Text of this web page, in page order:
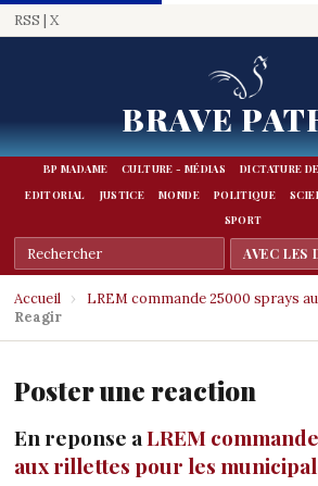
RSS | X
BRAVE
BP MADAME CULTURE - MÉDIAS DICTATURE
EDITORIAL
JUSTICE MONDE POLITIQUE
SPORT
Accueil › LREM commande 25000 sprays
Reagir
Poster une reaction
En reponse aLREM
aux rillettes pour les